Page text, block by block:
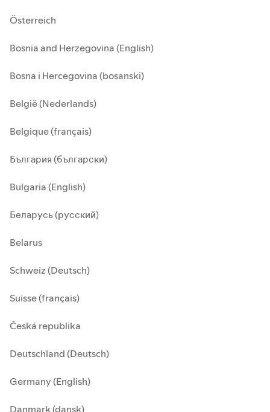
Österreich
Bosnia and Herzegovina (English)
Bosna i Hercegovina (bosanski)
België (Nederlands)
Belgique (français)
България (български)
Bulgaria (English)
Беларусь (русский)
Belarus
Schweiz (Deutsch)
Suisse (français)
Česká republika
Deutschland (Deutsch)
Germany (English)
Danmark (dansk)